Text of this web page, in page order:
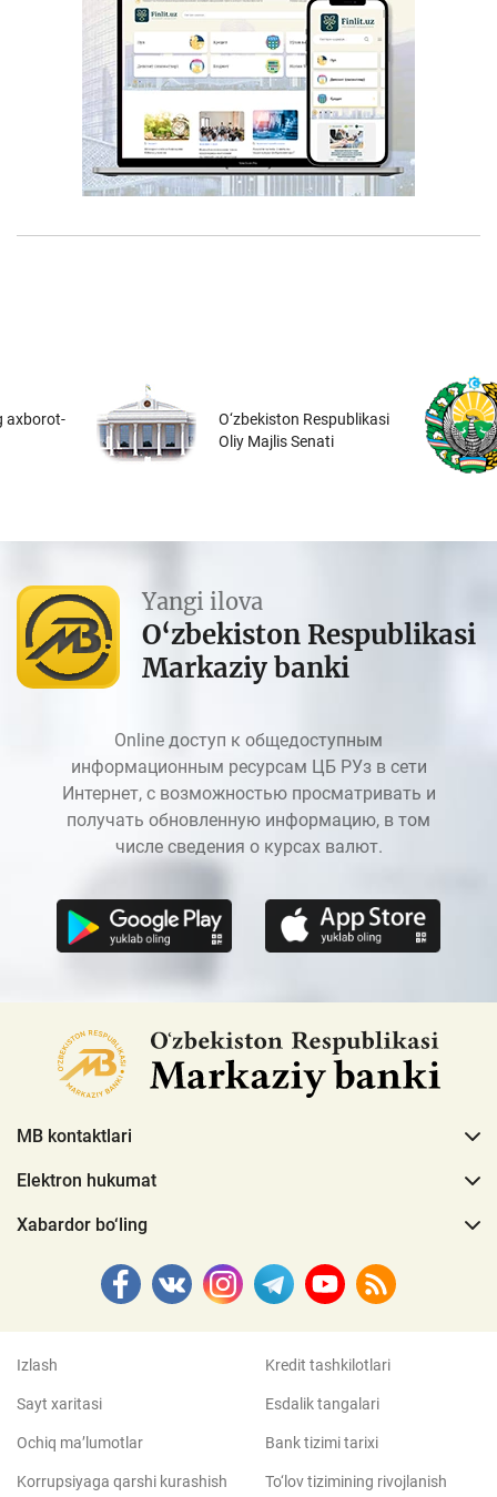
axborot-
O‘zbekiston Respublikasi
Oliy Majlis Senati
Yangi ilova
O‘zbekiston Respublikasi
Markaziy banki
Online доступ к общедоступным
информационным ресурсам ЦБ РУз в сети
Интернет, с возможностью просматривать и
получать обновленную информацию, в том
числе сведения о курсах валют.
MB kontaktlari
Elektron hukumat
Xabardor bo‘ling
Izlash
Sayt xaritasi
Ochiq ma’lumotlar
Korrupsiyaga qarshi kurashish
Kredit tashkilotlari
Esdalik tangalari
Bank tizimi tarixi
To‘lov tizimining rivojlanish